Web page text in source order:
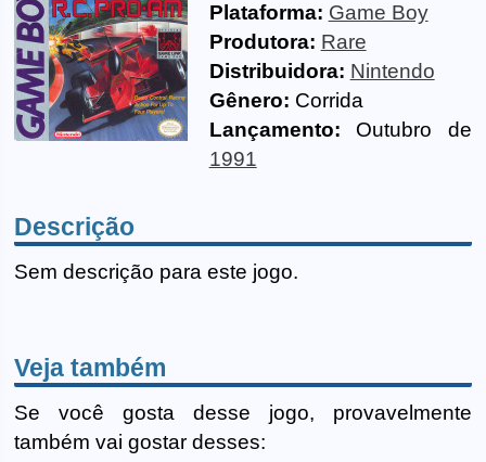
Plataforma: Game Boy
Produtora: Rare
Distribuidora: Nintendo
Gênero: Corrida
Lançamento: Outubro de
1991
Descrição
Sem descrição para este jogo.
Veja também
Se você gosta desse jogo, provavelmente
também vai gostar desses: